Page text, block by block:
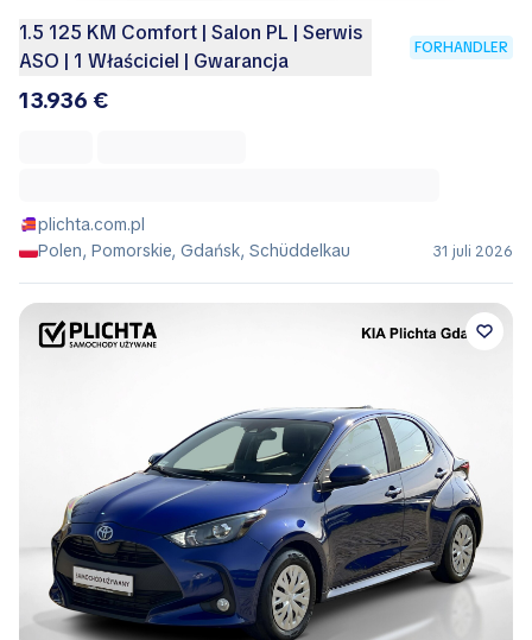
1.5 125 KM Comfort | Salon PL | Serwis
ASO | 1 Właściciel | Gwarancja
FORHANDLER
13.936 €
plichta.com.pl
Polen, Pomorskie, Gdańsk, Schüddelkau
31 juli 2026